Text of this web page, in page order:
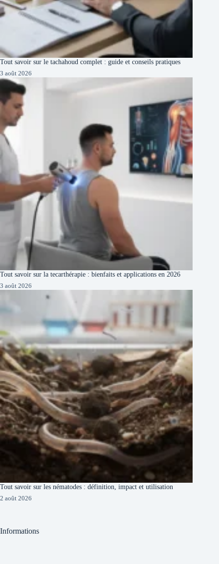
Tout savoir sur le tachahoud complet : guide et conseils pratiques
3 août 2026
Tout savoir sur la tecarthérapie : bienfaits et applications en 2026
3 août 2026
Tout savoir sur les nématodes : définition, impact et utilisation
2 août 2026
Informations